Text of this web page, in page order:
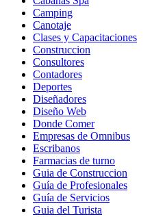
Camping
Canotaje
Clases y Capacitaciones
Construccion
Consultores
Contadores
Deportes
Diseñadores
Diseño Web
Donde Comer
Empresas de Omnibus
Escribanos
Farmacias de turno
Guia de Construccion
Guía de Profesionales
Guía de Servicios
Guia del Turista